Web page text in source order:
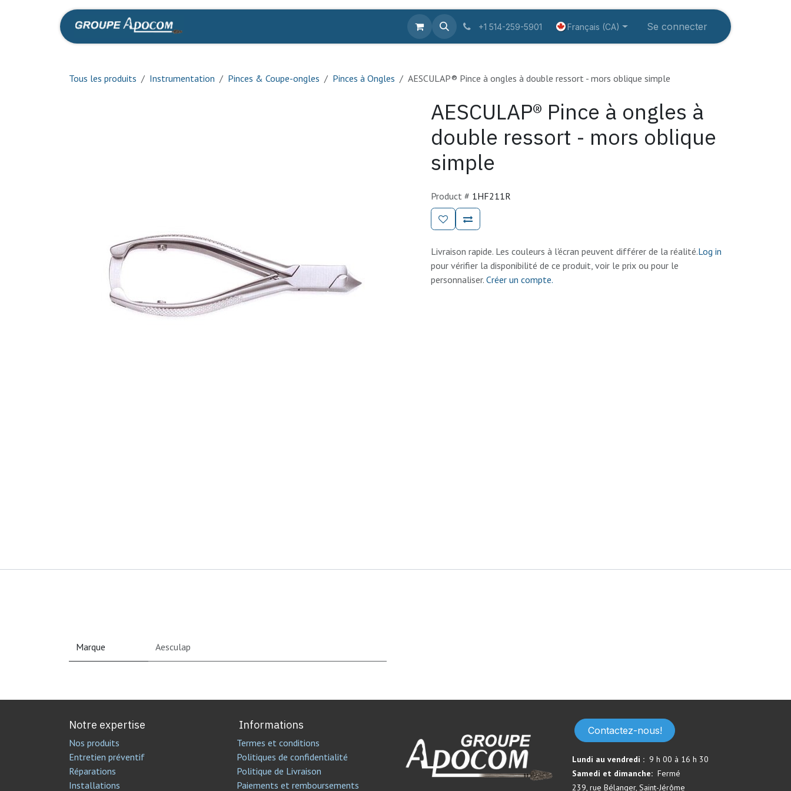
Se rendre au contenu
Fournitures Pro Services Éducation À propos Créer un compte
+1 514-259-5901 Français (CA) Se connecter
Tous les produits Instrumentation Pinces & Coupe-ongles Pinces à Ongles AESCULAP® Pince à ongles à double ressort - mors oblique simple
AESCULAP® Pince à ongles à
double ressort - mors oblique
simple
Product # 1HF211R
Livraison rapide. Les couleurs à l'écran peuvent différer de la réalité.Log in
pour vérifier la disponibilité de ce produit, voir le prix ou pour le
personnaliser. Créer un compte.
Marque Aesculap
Notre expertise
Nos produits
Entretien préventif
Réparations
Installations
Informations
Termes et conditions
Politiques de confidentialité
Politique de Livraison
Paiements et remboursements
Contactez-nous!
Lundi au vendredi : 9 h 00 à 16 h 30
Samedi et dimanche: Fermé​
239, rue Bélanger, Saint-Jérôme